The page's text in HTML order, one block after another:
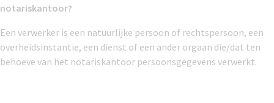
notariskantoor?
Een verwerker is een natuurlijke persoon of rechtspersoon, een
overheidsinstantie, een dienst of een ander orgaan die/dat ten
behoeve van het notariskantoor persoonsgegevens verwerkt.